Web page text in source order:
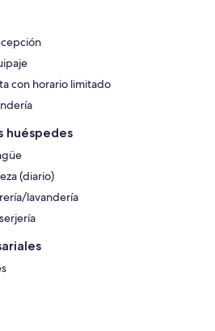
con horario limitado
huéspedes
(diario)
lavandería